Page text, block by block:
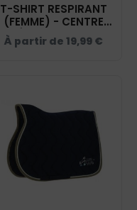
T-SHIRT RESPIRANT
(FEMME) - CENTRE
ÉQUESTRE DE
CHALAIN - NAVY -
À partir de 19,99 €